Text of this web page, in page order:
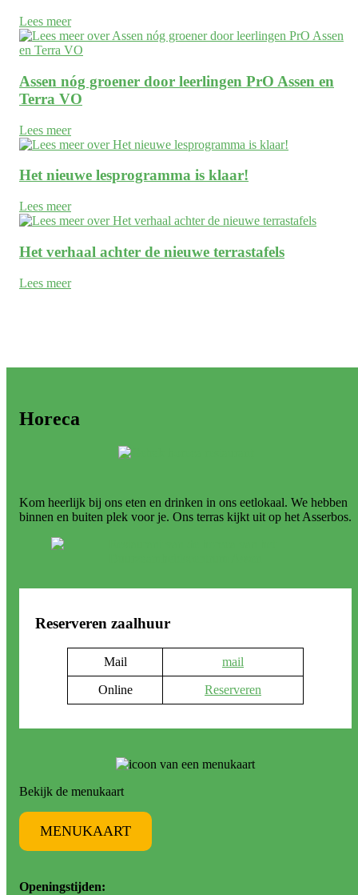
Lees meer
Assen nóg groener door leerlingen PrO Assen en
Terra VO
Lees meer
Het nieuwe lesprogramma is klaar!
Lees meer
Het verhaal achter de nieuwe terrastafels
Lees meer
Horeca
Kom heerlijk bij ons eten en drinken in ons eetlokaal. We hebben
binnen en buiten plek voor je. Ons terras kijkt uit op het Asserbos.
Reserveren zaalhuur
Mail mail
Online Reserveren
Bekijk de menukaart
MENUKAART
Openingstijden: